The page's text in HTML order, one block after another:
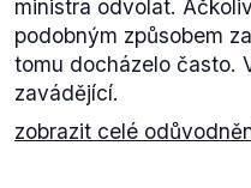
ministra odvolat.
podobným způsobem
tomu docházelo často.
zavádějící.
zobrazit celé